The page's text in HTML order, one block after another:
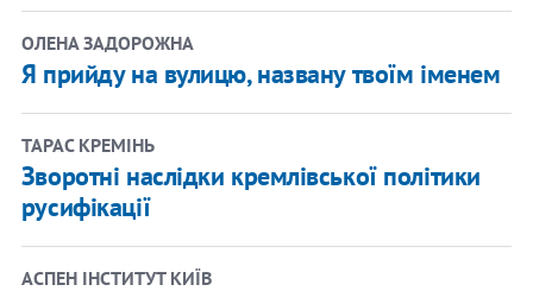
ОЛЕНА ЗАДОРОЖНА
Я прийду на вулицю, названу твоїм іменем
ТАРАС КРЕМІНЬ
Зворотні наслідки кремлівської політики
русифікації
АСПЕН ІНСТИТУТ КИЇВ